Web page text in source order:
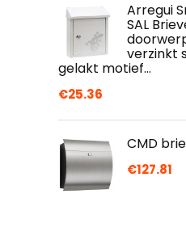
Arregui
SAL
verzinkt
gelakt motief…
€25.36
CMD
€127.81